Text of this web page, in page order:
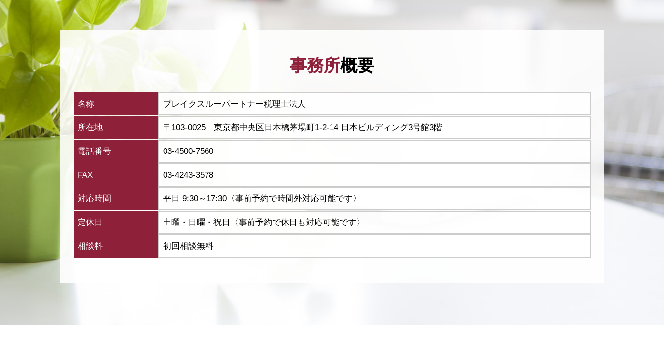
事務所概要
名称 ブレイクスルーパートナー税理士法人
所在地 〒103-0025 東京都中央区日本橋茅場町1-2-14 日本ビルディング3号館3階
電話番号 03-4500-7560
FAX 03-4243-3578
対応時間 平日 9:30～17:30〈事前予約で時間外対応可能です〉
定休日 土曜・日曜・祝日〈事前予約で休日も対応可能です〉
相談料 初回相談無料